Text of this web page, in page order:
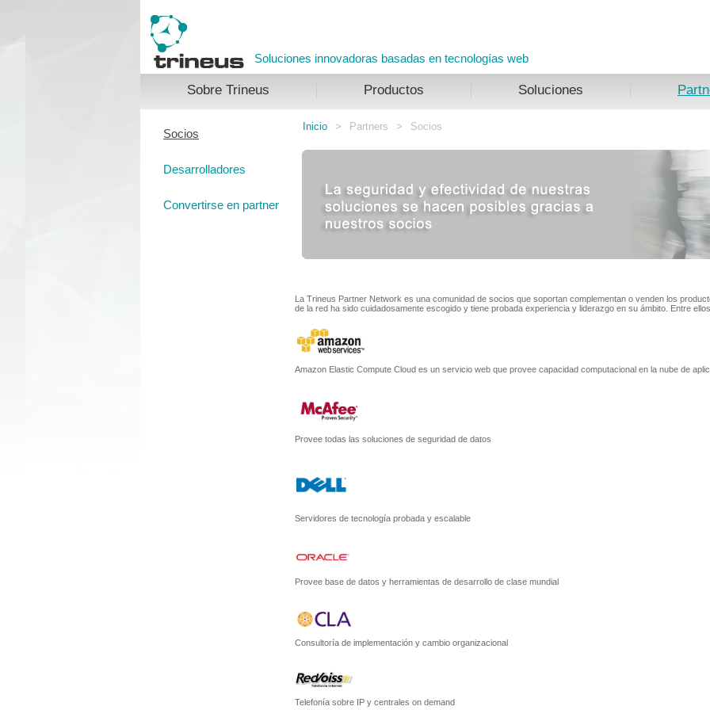
Soluciones innovadoras basadas en tecnologías web
Sobre Trineus Productos Soluciones
Socios
Desarrolladores
Convertirse en partner
Inicio > Partners > Socios
La Trineus Partner Network es una comunidad de socios que soportan complementan o venden los
de la red ha sido cuidadosamente escogido y tiene probada experiencia y liderazgo en su ámbito. Entre
Amazon Elastic Compute Cloud es un servicio web que provee capacidad computacional en la nube de
Provee todas las soluciones de seguridad de datos
Servidores de tecnología probada y escalable
Provee base de datos y herramientas de desarrollo de clase mundial
Consultoría de implementación y cambio organizacional
Telefonía sobre IP y centrales on demand